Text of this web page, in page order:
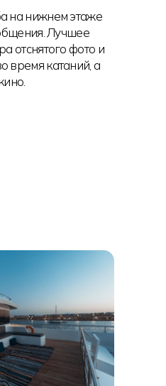
на нижнем этаже
Лучшее
отснятого фото и
время катаний, а